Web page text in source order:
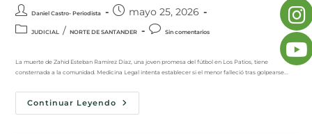
Daniel Castro- Periodista mayo 25, 2026
JUDICIAL / NORTE DE SANTANDER Sin comentarios
La muerte de Zahid Esteban Ramírez Díaz, una joven promesa del fútbol en Los Patios, tiene
consternada a la comunidad. Medicina Legal intenta establecer si el menor falleció tras golpearse…
Continuar Leyendo